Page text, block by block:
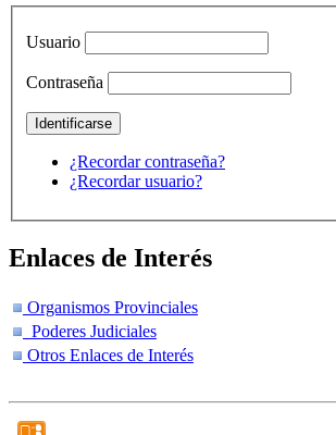
Usuario
Contraseña
¿Recordar contraseña?
¿Recordar usuario?
Enlaces de Interés
Organismos Provinciales
Poderes Judiciales
Otros Enlaces de Interés